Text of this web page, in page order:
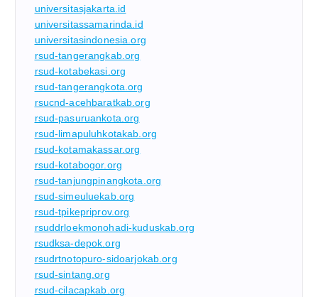
universitasjakarta.id
universitassamarinda.id
universitasindonesia.org
rsud-tangerangkab.org
rsud-kotabekasi.org
rsud-tangerangkota.org
rsucnd-acehbaratkab.org
rsud-pasuruankota.org
rsud-limapuluhkotakab.org
rsud-kotamakassar.org
rsud-kotabogor.org
rsud-tanjungpinangkota.org
rsud-simeuluekab.org
rsud-tpikepriprov.org
rsuddrloekmonohadi-kuduskab.org
rsudksa-depok.org
rsudrtnotopuro-sidoarjokab.org
rsud-sintang.org
rsud-cilacapkab.org